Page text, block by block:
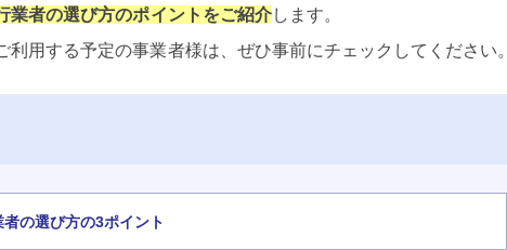
業者の選び方のポイントをご紹介します。
利用する予定の事業者様は、ぜひ事前にチェックしてください。
の選び方の3ポイント